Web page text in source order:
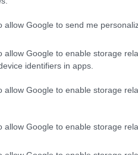
allow Google to send me
allow Google to enable storage
identifiers in apps.
allow Google to enable storage
allow Google to enable storage
a soluzioni innovative
un alto livello di
di Siddùra e
la migliore risposta a
-. Ripercorriamo la
per la sua resistenza al
coltivabile nelle
un cambiamento
nella zona della
saranno i Borgogna nel